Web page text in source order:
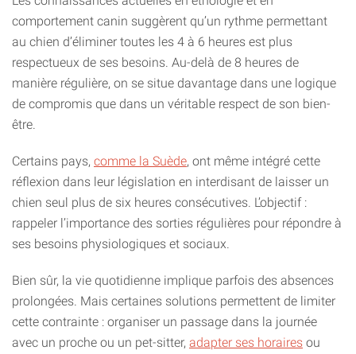
comportement canin suggèrent qu’un rythme permettant
au chien d’éliminer toutes les 4 à 6 heures est plus
respectueux de ses besoins. Au-delà de 8 heures de
manière régulière, on se situe davantage dans une logique
de compromis que dans un véritable respect de son bien-
être.
Certains pays, comme la Suède, ont même intégré cette
réflexion dans leur législation en interdisant de laisser un
chien seul plus de six heures consécutives. L’objectif :
rappeler l’importance des sorties régulières pour répondre à
ses besoins physiologiques et sociaux.
Bien sûr, la vie quotidienne implique parfois des absences
prolongées. Mais certaines solutions permettent de limiter
cette contrainte : organiser un passage dans la journée
avec un proche ou un pet-sitter, adapter ses horaires ou